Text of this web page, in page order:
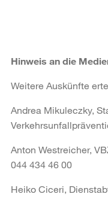
Hinweis an die
Weitere Auskünfte
Andrea Mikuleczky,
Anton Westreicher,
044 434 46 00
Heiko Ciceri,